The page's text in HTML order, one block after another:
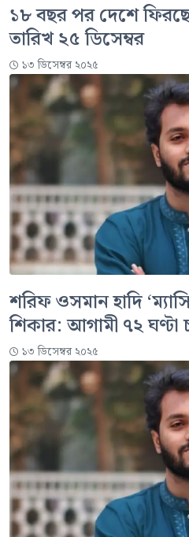
১৮ বছর পর দেশে
তারিখ ২৫ ডিসেম্বর
১৩ ডিসেম্বর ২০২৫
শরিফ ওসমান হাদি
শিকার: আগামী ৭২ ঘণ্টা
১৩ ডিসেম্বর ২০২৫